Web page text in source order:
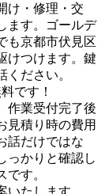
け・修理・交
ます。ゴールデ
も京都市伏見区
けつけます。鍵
ださい。
です！
作業受付完了後
見積り時の費用
話だけではな
っかりと確認し
す。
たします。